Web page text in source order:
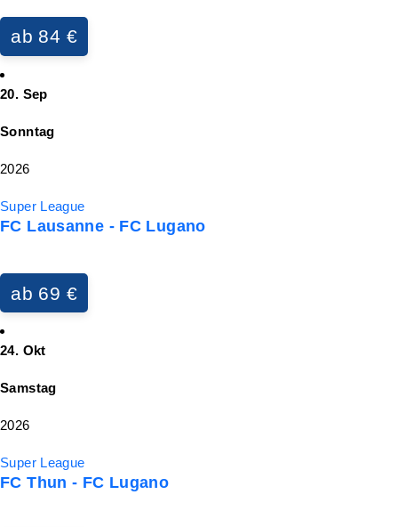
ab 84 €
20. Sep
Sonntag
2026
Super League
FC Lausanne - FC Lugano
ab 69 €
24. Okt
Samstag
2026
Super League
FC Thun - FC Lugano